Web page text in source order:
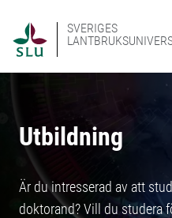
SVERIGES
Utbildning
Är du intresserad av att
doktorand? Vill du studera